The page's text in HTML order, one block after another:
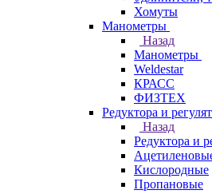
Хомуты
Манометры
Назад
Манометры
Weldestar
КРАСС
ФИЗТЕХ
Редуктора и
Назад
Редуктора и
Кислородные
Пропановые